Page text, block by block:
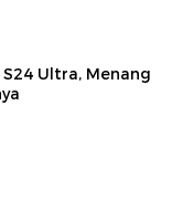
Ultra, Menang